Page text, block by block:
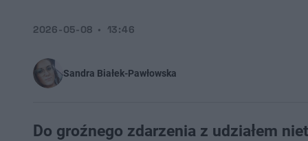
Sandra Białek-Pawłowska
2026-05-08 13:46
Do groźnego zdarzenia z udziałem